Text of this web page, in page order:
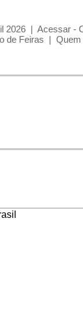
2026 | Acessar -
de Feiras | Quem